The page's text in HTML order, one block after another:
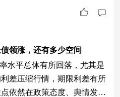
领涨，还有多少空间
水平总体有所回落，尤其是
差压缩行情，期限利差有所
依然在政策态度、舆情发酵